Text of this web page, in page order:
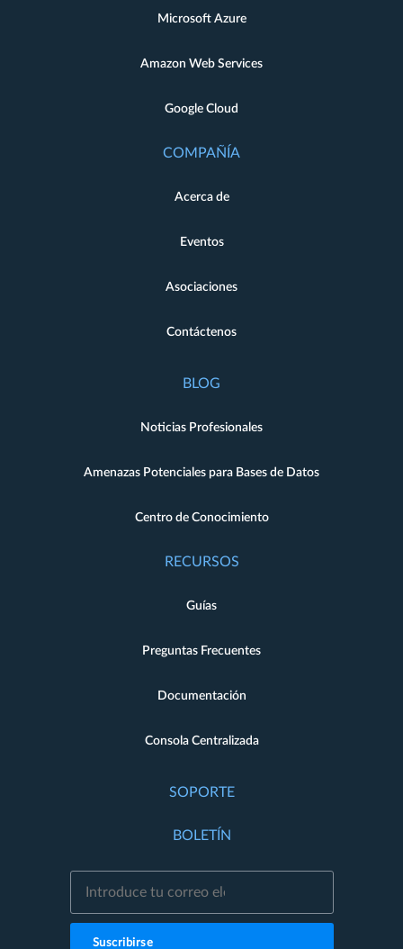
Microsoft Azure
Amazon Web Services
Google Cloud
COMPAÑÍA
Acerca de
Eventos
Asociaciones
Contáctenos
BLOG
Noticias Profesionales
Amenazas Potenciales para Bases de Datos
Centro de Conocimiento
RECURSOS
Guías
Preguntas Frecuentes
Documentación
Consola Centralizada
SOPORTE
BOLETÍN
Suscribirse